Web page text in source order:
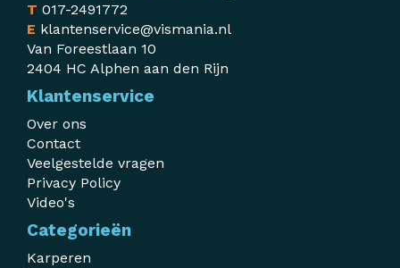
T 017-2491772
E klantenservice@vismania.nl
Van Foreestlaan 10
2404 HC Alphen aan den Rijn
Klantenservice
Over ons
Contact
Veelgestelde vragen
Privacy Policy
Video's
Categorieën
Karperen